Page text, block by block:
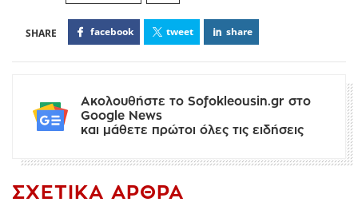
facebook tweet share
Ακολουθήστε το Sofokleousin.gr στο
Google News
και μάθετε πρώτοι όλες τις ειδήσεις
ΣΧΕΤΙΚΆ ΆΡΘΡΑ